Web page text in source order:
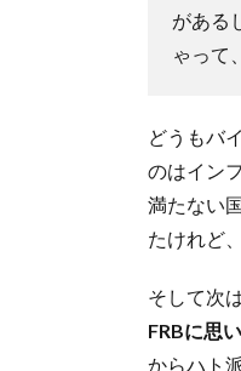
がある
ゃって
どうもバ
のはイン
満たない
たけれど
そして次
FRBに思
からハト